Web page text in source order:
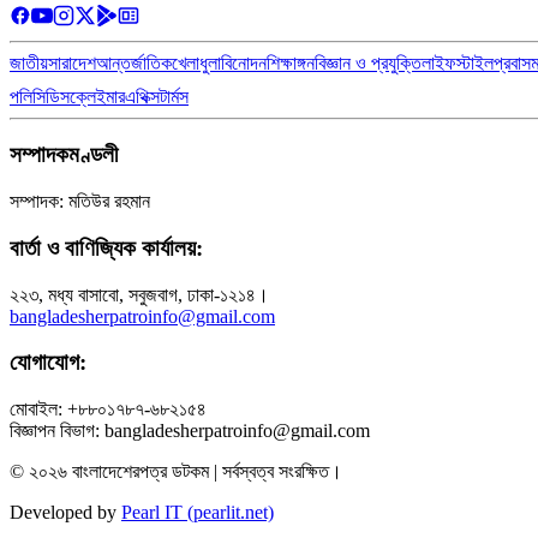
জাতীয়সারাদেশআন্তর্জাতিকখেলাধুলাবিনোদনশিক্ষাঙ্গনবিজ্ঞান ও প্রযুক্তিলাইফস্টাইলপ্রবাস
পলিসিডিসক্লেইমারএথিক্সটার্মস
সম্পাদকমণ্ডলী
সম্পাদক: মতিউর রহমান
বার্তা ও বাণিজ্যিক কার্যালয়:
২২৩, মধ্য বাসাবো, সবুজবাগ, ঢাকা-১২১৪।
bangladesherpatroinfo@gmail.com
যোগাযোগ:
মোবাইল: +৮৮০১৭৮৭-৬৮২১৫৪
বিজ্ঞাপন বিভাগ: bangladesherpatroinfo@gmail.com
© ২০২৬ বাংলাদেশেরপত্র ডটকম | সর্বস্বত্ব সংরক্ষিত।
Developed by Pearl IT (pearlit.net)